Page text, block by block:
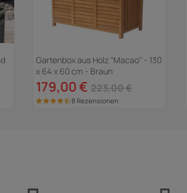
Gartenbox aus Holz "Macao" - 130
x 64 x 60 cm - Braun
179,00 € 223,00 €
8 Rezensionen